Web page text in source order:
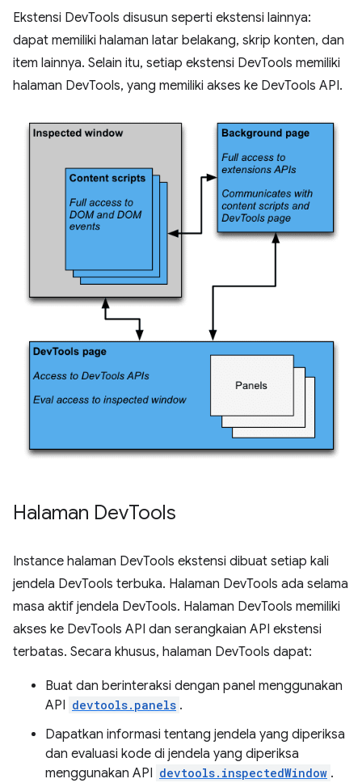
Ekstensi DevTools disusun seperti ekstensi lainnya:
dapat memiliki halaman latar belakang, skrip konten, dan
item lainnya. Selain itu, setiap ekstensi DevTools memiliki
halaman DevTools, yang memiliki akses ke DevTools API.
Halaman DevTools
Instance halaman DevTools ekstensi dibuat setiap kali
jendela DevTools terbuka. Halaman DevTools ada selama
masa aktif jendela DevTools. Halaman DevTools memiliki
akses ke DevTools API dan serangkaian API ekstensi
terbatas. Secara khusus, halaman DevTools dapat:
Buat dan berinteraksi dengan panel menggunakan
API devtools.panels .
Dapatkan informasi tentang jendela yang diperiksa
dan evaluasi kode di jendela yang diperiksa
menggunakan API devtools.inspectedWindow .